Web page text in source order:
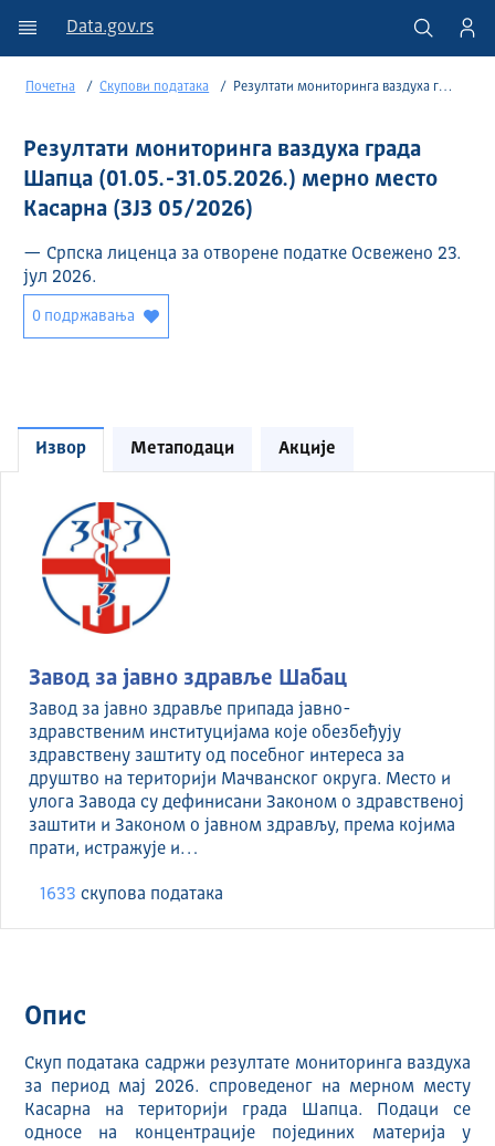
Data.gov.rs
Почетна Скупови података Резултати мониторинга ваздуха града Шапца (01.05.-31.05.2026.) мерно место Касарна (ЗЈЗ 05/2026)
Резултати мониторинга ваздуха града
Шапца (01.05.-31.05.2026.) мерно место
Касарна (ЗЈЗ 05/2026)
— Српска лиценца за отворене податке Освежено 23.
јул 2026.
0 подржавања
Извор Метаподаци Акције
Завод за јавно здравље Шабац
Завод за јавно здравље припада јавно-
здравственим институцијама које обезбеђују
здравствену заштиту од посебног интереса за
друштво на територији Мачванског округа. Место и
улога Завода су дефинисани Законом о здравственој
заштити и Законом о јавном здрављу, према којима
прати, истражује и…
1633 скуповa података
Опис
Скуп података садржи резултате мониторинга ваздуха
за период мај 2026. спроведеног на мерном месту
Касарна на територији града Шапца. Подаци се
односе на концентрације појединих материја у